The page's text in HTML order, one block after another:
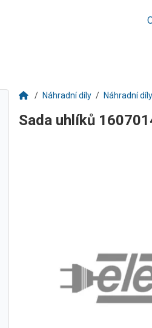
Náhradní díly Náhradní
Sada uhlíků